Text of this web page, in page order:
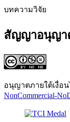
บทความวิจัย
สัญญาอนุญา
อนุญาตภายใต้เงื่อน
NonCommercial-